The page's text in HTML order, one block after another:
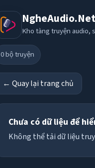
NgheAudio.Net
Kho tàng truyện audio,
0bộ truyện
← Quay lại trang chủ
Chưa có dữ liệu để
Không thể tải dữ liệu